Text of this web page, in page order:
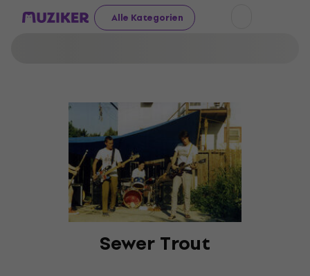
Alle Kategorien
Sewer Trout